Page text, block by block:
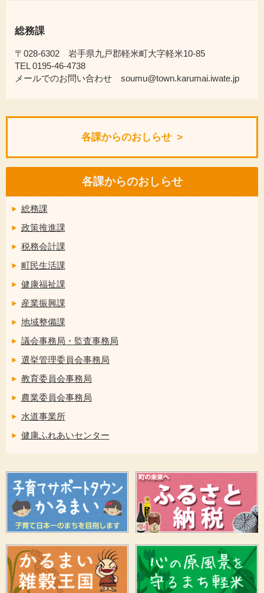
総務課
〒028-6302 岩手県九戸郡軽米町大字軽米10-85
TEL 0195-46-4738
メールでのお問い合わせ soumu@town.karumai.iwate.jp
各課からのおしらせ
各課からのおしらせ
総務課
政策推進課
税務会計課
町民生活課
健康福祉課
産業振興課
地域整備課
議会事務局・監査事務局
選挙管理委員会事務局
教育委員会事務局
農業委員会事務局
水道事業所
健康ふれあいセンター